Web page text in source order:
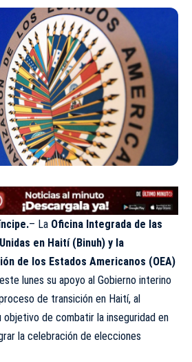
– La Oficina Integrada de las
en Haití (Binuh) y la
de los Estados Americanos (OEA)
lunes su apoyo al Gobierno interino
de transición en Haití, al
objetivo de combatir la inseguridad en
la celebración de elecciones